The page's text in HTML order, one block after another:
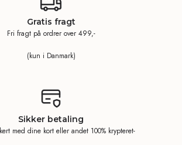
Gratis fragt
Fri fragt på ordrer over 499,-
(kun i Danmark)
Sikker betaling
med dine kort eller andet 100% krypteret-